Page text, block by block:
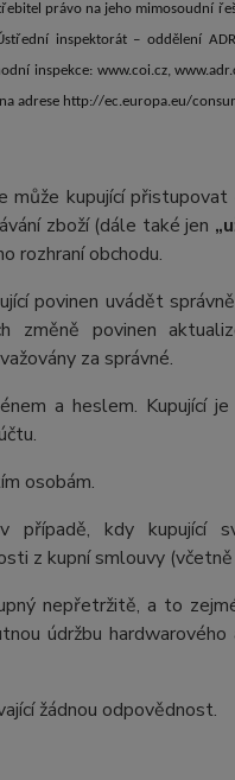
právo na jeho mimosoudní
inspektorát – oddělení
inspekce: www.coi.cz,
adrese http://ec.europa.eu/
kupující
zboží (dále také jen
rozhraní obchodu.
povinen uvádět
povinen
za správné.
a heslem. Kupující
osobám.
případě, kdy kupující
z kupní smlouvy
nepřetržitě, a to
údržbu
žádnou odpovědnost.